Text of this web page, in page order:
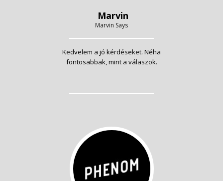
Marvin
Marvin Says
Kedvelem a jó kérdéseket. Néha
fontosabbak, mint a válaszok.